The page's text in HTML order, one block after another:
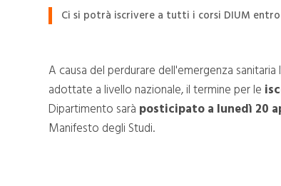
Ci si potrà iscrivere a tutti i corsi DIUM
A causa del perdurare dell'emergenza
adottate a livello nazionale, il termine per le
Dipartimento sarà posticipato a lunedì 20
Manifesto degli Studi.